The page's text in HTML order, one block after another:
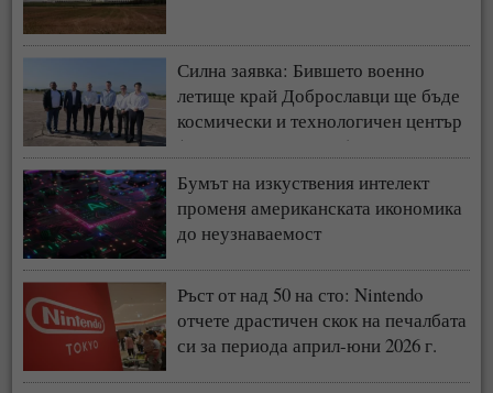
Силна заявка: Бившето военно
летище край Доброславци ще бъде
космически и технологичен център
(СНИМКИ + ВИДЕО)
Бумът на изкуствения интелект
променя американската икономика
до неузнаваемост
Ръст от над 50 на сто: Nintendo
отчете драстичен скок на печалбата
си за периода април-юни 2026 г.